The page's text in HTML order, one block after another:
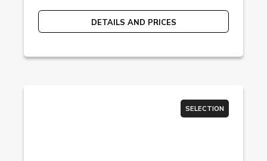
DETAILS AND PRICES
SELECTION